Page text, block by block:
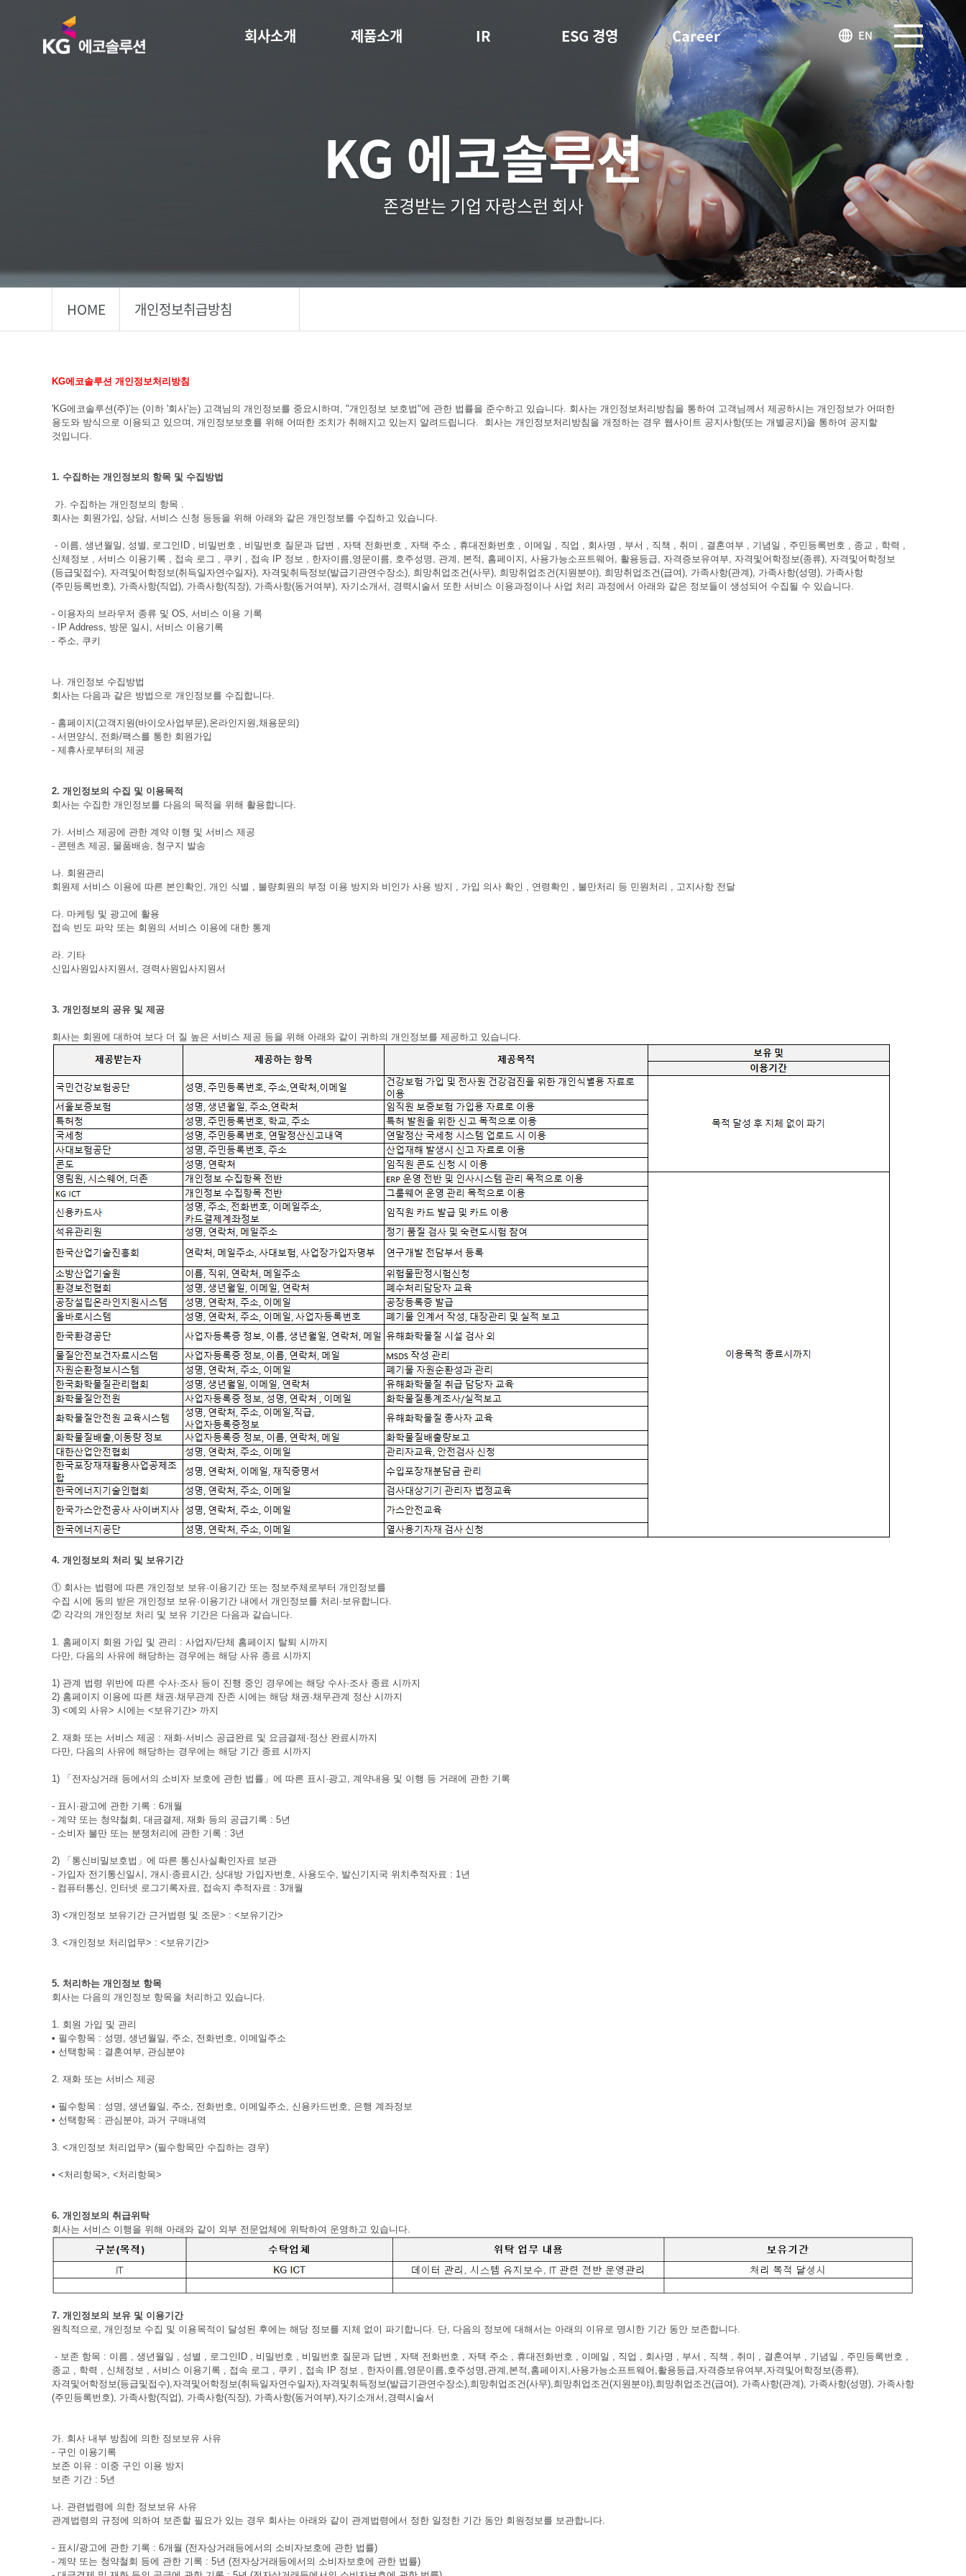
회사소개 제품소개 IR ESG 경영 Career
KG 에코솔루션 LOGO EN
SITEMAP
KG 에코솔루션
존경받는 기업 자랑스런 회사
HOME 개인정보취급방침
KG에코솔루션 개인정보처리방침
'KG에코솔루션(주)'는 (이하 '회사'는) 고객님의 개인정보를 중요시하며, "개인정보 보호법"에 관한 법률을 준수하고 있습니다. 회사는 개인정보처리방침을 통하여 고객님께서 제공하시는 개인정보가 어떠한
용도와 방식으로 이용되고 있으며, 개인정보보호를 위해 어떠한 조치가 취해지고 있는지 알려드립니다. 회사는 개인정보처리방침을 개정하는 경우 웹사이트 공지사항(또는 개별공지)을 통하여 공지할
것입니다.
1. 수집하는 개인정보의 항목 및 수집방법
가. 수집하는 개인정보의 항목 .
회사는 회원가입, 상담, 서비스 신청 등등을 위해 아래와 같은 개인정보를 수집하고 있습니다.
- 이름, 생년월일, 성별, 로그인ID , 비밀번호 , 비밀번호 질문과 답변 , 자택 전화번호 , 자택 주소 , 휴대전화번호 , 이메일 , 직업 , 회사명 , 부서 , 직책 , 취미 , 결혼여부 , 기념일 , 주민등록번호 , 종교 , 학력 ,
신체정보 , 서비스 이용기록 , 접속 로그 , 쿠키 , 접속 IP 정보 , 한자이름,영문이름, 호주성명, 관계, 본적, 홈페이지, 사용가능소프트웨어, 활용등급, 자격증보유여부, 자격및어학정보(종류), 자격및어학정보
(등급및접수), 자격및어학정보(취득일자연수일자), 자격및취득정보(발급기관연수장소), 희망취업조건(사무), 희망취업조건(지원분야), 희망취업조건(급여), 가족사항(관계), 가족사항(성명), 가족사항
(주민등록번호), 가족사항(직업), 가족사항(직장), 가족사항(동거여부), 자기소개서, 경력시술서 또한 서비스 이용과정이나 사업 처리 과정에서 아래와 같은 정보들이 생성되어 수집될 수 있습니다.
- 이용자의 브라우저 종류 및 OS, 서비스 이용 기록
- IP Address, 방문 일시, 서비스 이용기록
- 주소, 쿠키
나. 개인정보 수집방법
회사는 다음과 같은 방법으로 개인정보를 수집합니다.
- 홈페이지(고객지원(바이오사업부문),온라인지원,채용문의)
- 서면양식, 전화/팩스를 통한 회원가입
- 제휴사로부터의 제공
2. 개인정보의 수집 및 이용목적
회사는 수집한 개인정보를 다음의 목적을 위해 활용합니다.
가. 서비스 제공에 관한 계약 이행 및 서비스 제공
- 콘텐츠 제공, 물품배송, 청구지 발송
나. 회원관리
회원제 서비스 이용에 따른 본인확인, 개인 식별 , 불량회원의 부정 이용 방지와 비인가 사용 방지 , 가입 의사 확인 , 연령확인 , 불만처리 등 민원처리 , 고지사항 전달
다. 마케팅 및 광고에 활용
접속 빈도 파악 또는 회원의 서비스 이용에 대한 통계
라. 기타
신입사원입사지원서, 경력사원입사지원서
3. 개인정보의 공유 및 제공
회사는 회원에 대하여 보다 더 질 높은 서비스 제공 등을 위해 아래와 같이 귀하의 개인정보를 제공하고 있습니다.
4. 개인정보의 처리 및 보유기간
① 회사는 법령에 따른 개인정보 보유·이용기간 또는 정보주체로부터 개인정보를
수집 시에 동의 받은 개인정보 보유·이용기간 내에서 개인정보를 처리·보유합니다.
② 각각의 개인정보 처리 및 보유 기간은 다음과 같습니다.
1. 홈페이지 회원 가입 및 관리 : 사업자/단체 홈페이지 탈퇴 시까지
다만, 다음의 사유에 해당하는 경우에는 해당 사유 종료 시까지
1) 관계 법령 위반에 따른 수사·조사 등이 진행 중인 경우에는 해당 수사·조사 종료 시까지
2) 홈페이지 이용에 따른 채권·채무관계 잔존 시에는 해당 채권·채무관계 정산 시까지
3) <예외 사유> 시에는 <보유기간> 까지
2. 재화 또는 서비스 제공 : 재화·서비스 공급완료 및 요금결제·정산 완료시까지
다만, 다음의 사유에 해당하는 경우에는 해당 기간 종료 시까지
1) 「전자상거래 등에서의 소비자 보호에 관한 법률」에 따른 표시·광고, 계약내용 및 이행 등 거래에 관한 기록
- 표시·광고에 관한 기록 : 6개월
- 계약 또는 청약철회, 대금결제, 재화 등의 공급기록 : 5년
- 소비자 불만 또는 분쟁처리에 관한 기록 : 3년
2) 「통신비밀보호법」에 따른 통신사실확인자료 보관
- 가입자 전기통신일시, 개시·종료시간, 상대방 가입자번호, 사용도수, 발신기지국 위치추적자료 : 1년
- 컴퓨터통신, 인터넷 로그기록자료, 접속지 추적자료 : 3개월
3) <개인정보 보유기간 근거법령 및 조문> : <보유기간>
3. <개인정보 처리업무> : <보유기간>
5. 처리하는 개인정보 항목
회사는 다음의 개인정보 항목을 처리하고 있습니다.
1. 회원 가입 및 관리
• 필수항목 : 성명, 생년월일, 주소, 전화번호, 이메일주소
• 선택항목 : 결혼여부, 관심분야
2. 재화 또는 서비스 제공
• 필수항목 : 성명, 생년월일, 주소, 전화번호, 이메일주소, 신용카드번호, 은행 계좌정보
• 선택항목 : 관심분야, 과거 구매내역
3. <개인정보 처리업무> (필수항목만 수집하는 경우)
• <처리항목>, <처리항목>
6. 개인정보의 취급위탁
회사는 서비스 이행을 위해 아래와 같이 외부 전문업체에 위탁하여 운영하고 있습니다.
7. 개인정보의 보유 및 이용기간
원칙적으로, 개인정보 수집 및 이용목적이 달성된 후에는 해당 정보를 지체 없이 파기합니다. 단, 다음의 정보에 대해서는 아래의 이유로 명시한 기간 동안 보존합니다.
- 보존 항목 : 이름 , 생년월일 , 성별 , 로그인ID , 비밀번호 , 비밀번호 질문과 답변 , 자택 전화번호 , 자택 주소 , 휴대전화번호 , 이메일 , 직업 , 회사명 , 부서 , 직책 , 취미 , 결혼여부 , 기념일 , 주민등록번호 ,
종교 , 학력 , 신체정보 , 서비스 이용기록 , 접속 로그 , 쿠키 , 접속 IP 정보 , 한자이름,영문이름,호주성명,관계,본적,홈페이지,사용가능소프트웨어,활용등급,자격증보유여부,자격및어학정보(종류),
자격및어학정보(등급및접수),자격및어학정보(취득일자연수일자),자격및취득정보(발급기관연수장소),희망취업조건(사무),희망취업조건(지원분야),희망취업조건(급여), 가족사항(관계), 가족사항(성명), 가족사항
(주민등록번호), 가족사항(직업), 가족사항(직장), 가족사항(동거여부),자기소개서,경력시술서
가. 회사 내부 방침에 의한 정보보유 사유
- 구인 이용기록
보존 이유 : 이중 구인 이용 방지
보존 기간 : 5년
나. 관련법령에 의한 정보보유 사유
관계법령의 규정에 의하여 보존할 필요가 있는 경우 회사는 아래와 같이 관계법령에서 정한 일정한 기간 동안 회원정보를 보관합니다.
- 표시/광고에 관한 기록 : 6개월 (전자상거래등에서의 소비자보호에 관한 법률)
- 계약 또는 청약철회 등에 관한 기록 : 5년 (전자상거래등에서의 소비자보호에 관한 법률)